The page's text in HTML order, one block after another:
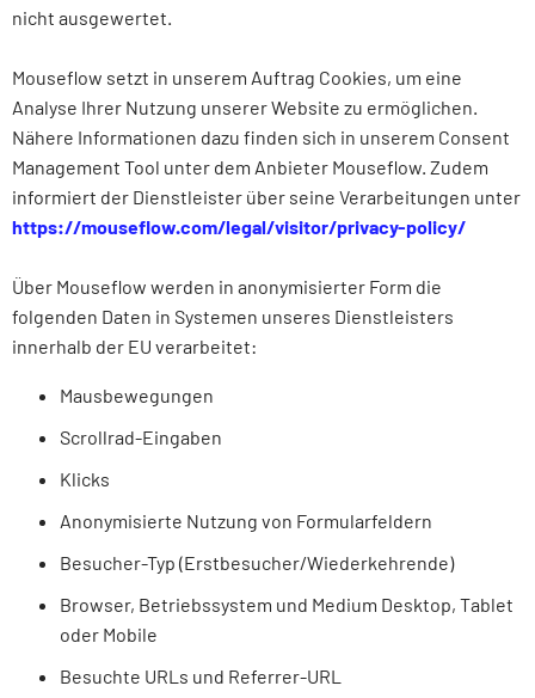
nicht ausgewertet.
Mouseflow setzt in unserem Auftrag Cookies, um eine
Analyse Ihrer Nutzung unserer Website zu ermöglichen.
Nähere Informa­tionen dazu finden sich in unserem Consent
Management Tool unter dem Anbieter Mouseflow. Zudem
informiert der Dienst­leister über seine Verarbeitungen unter
https://mouseflow.com/legal/visitor/privacy-policy/
Über Mouseflow werden in anonymisierter Form die
folgenden Daten in Systemen unseres Dienst­leisters
innerhalb der EU verarbeitet:
Mausbewegungen
Scrollrad-Eingaben
Klicks
Anonymisierte Nutzung von Formularfeldern
Besucher-Typ (Erstbesucher/Wieder­kehrende)
Browser, Betriebssystem und Medium Desktop, Tablet
oder Mobile
Besuchte URLs und Referrer-URL